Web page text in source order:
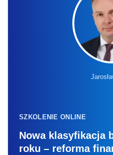
SZKOLENIE ONLINE
Nowa klasyfikacja
roku – reforma